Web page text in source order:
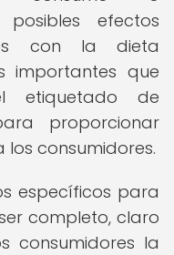
efectos
con la dieta
importantes que
etiquetado de
proporcionar
consumidores.
específicos para
completo, claro
consumidores la